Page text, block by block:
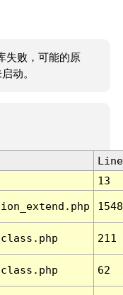
失败，可能的原
动。
Line
13
1548
211
62